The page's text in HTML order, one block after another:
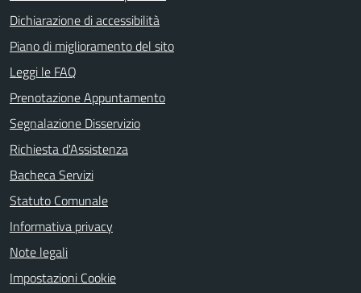
Dichiarazione di accessibilità
Piano di miglioramento del sito
Leggi le FAQ
Prenotazione Appuntamento
Segnalazione Disservizio
Richiesta d'Assistenza
Bacheca Servizi
Statuto Comunale
Informativa privacy
Note legali
Impostazioni Cookie